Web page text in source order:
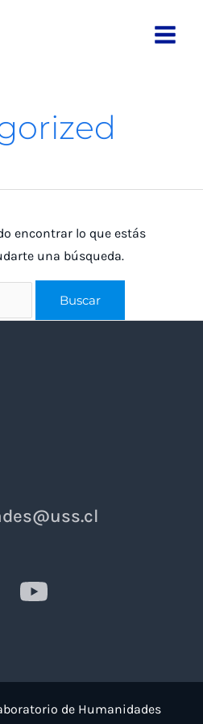
encontrar lo que estás
una búsqueda.
de Humanidades